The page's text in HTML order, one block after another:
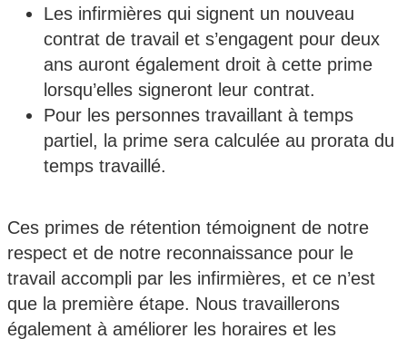
Les infirmières qui signent un nouveau
contrat de travail et s’engagent pour deux
ans auront également droit à cette prime
lorsqu’elles signeront leur contrat.
Pour les personnes travaillant à temps
partiel, la prime sera calculée au prorata du
temps travaillé.
Ces primes de rétention témoignent de notre
respect et de notre reconnaissance pour le
travail accompli par les infirmières, et ce n’est
que la première étape. Nous travaillerons
également à améliorer les horaires et les